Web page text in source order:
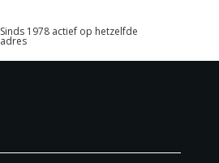
Sinds 1978 actief op hetzelfde
adres